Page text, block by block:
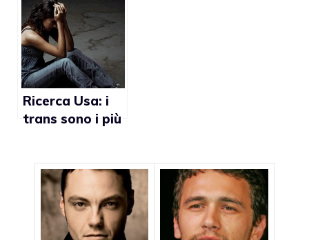
sostiene le
autorità che
vietano il Gay
Pride di Mosca
Ricerca Usa: i
trans sono i più
civile